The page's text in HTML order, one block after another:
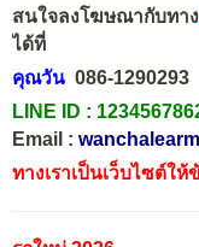
สนใจลงโฆษณากับทาง
ได้ที่
คุณวัน 086-1290293
LINE ID :
Email :
ทางเราเป็นเว็บไซต์ใ